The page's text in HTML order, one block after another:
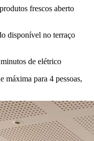
frescos aberto
disponível no terraço
de elétrico
máxima para 4 pessoas,